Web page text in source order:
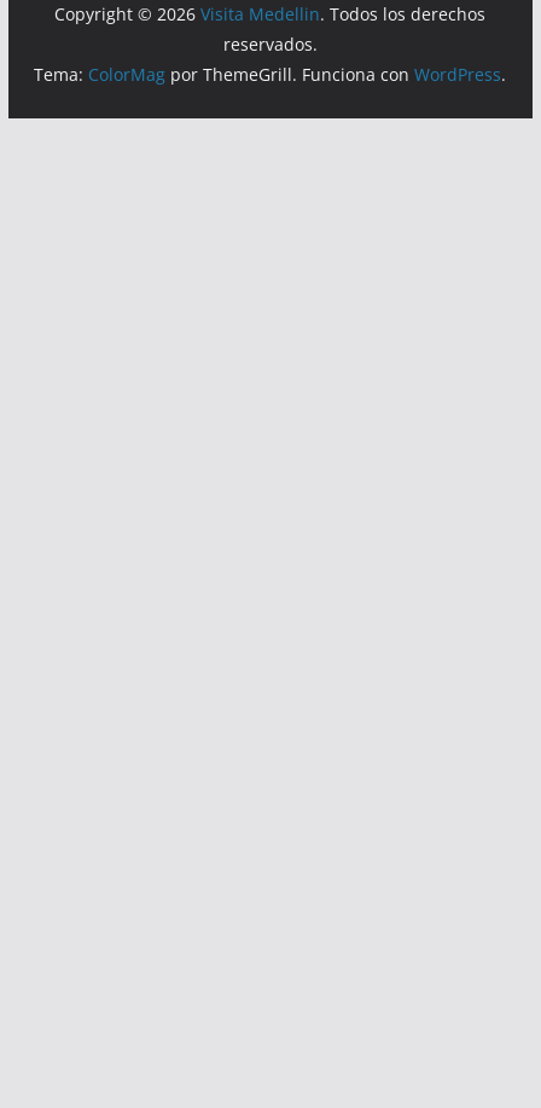
Copyright © 2026Visita Medellin. Todos los derechos
reservados.
Tema: ColorMag por ThemeGrill. Funciona conWordPress.